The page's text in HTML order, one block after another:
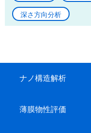
深さ方向分析
ナノ構造解析
薄膜物性評価